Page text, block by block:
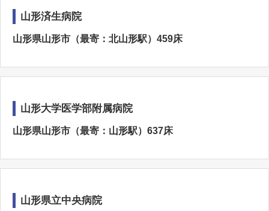
山形済生病院
山形県山形市（最寄：北山形駅）459床
山形大学医学部附属病院
山形県山形市（最寄：山形駅）637床
山形県立中央病院